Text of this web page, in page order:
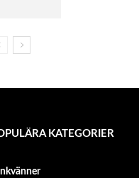
KATEGORIER